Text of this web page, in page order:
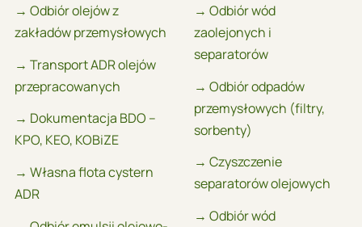
→ Odbiór olejów z
zakładów przemysłowych
→ Transport ADR olejów
przepracowanych
→ Dokumentacja BDO –
KPO, KEO, KOBiZE
→ Własna flota cystern
ADR
→ Odbiór wód
zaolejonych i
separatorów
→ Odbiór odpadów
przemysłowych (filtry,
sorbenty)
→ Czyszczenie
separatorów olejowych
→ Odbiór wód